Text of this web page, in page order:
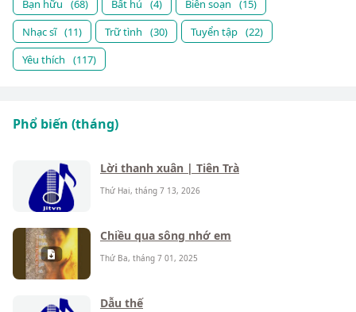
Bạn hữu (68) Bất hủ (4) Biên soạn
(15)
Nhạc sĩ (11) Trữ tình (30) Tuyển tập (22)
Yêu thích
(117)
Phổ biến (tháng)
Lời thanh xuân | Tiên Trà
Thứ Hai, tháng 7 13, 2026
Chiều qua sông nhớ em
Thứ Ba, tháng 7 01, 2025
Dẫu thế